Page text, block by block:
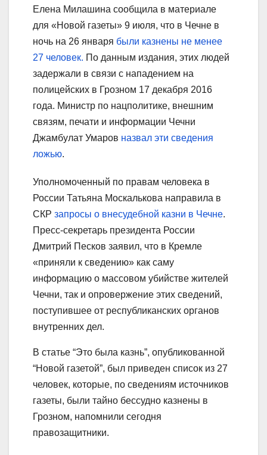
Елена Милашина сообщила в материале
для «Новой газеты» 9 июля, что в Чечне в
ночь на 26 января были казнены не менее
27 человек. По данным издания, этих людей
задержали в связи с нападением на
полицейских в Грозном 17 декабря 2016
года. Министр по нацполитике, внешним
связям, печати и информации Чечни
Джамбулат Умаров назвал эти сведения
ложью.
Уполномоченный по правам человека в
России Татьяна Москалькова направила в
СКР запросы о внесудебной казни в Чечне.
Пресс-секретарь президента России
Дмитрий Песков заявил, что в Кремле
«приняли к сведению» как саму
информацию о массовом убийстве жителей
Чечни, так и опровержение этих сведений,
поступившее от республиканских органов
внутренних дел.
В статье “Это была казнь”, опубликованной
“Новой газетой”, был приведен список из 27
человек, которые, по сведениям источников
газеты, были тайно бессудно казнены в
Грозном, напомнили сегодня
правозащитники.